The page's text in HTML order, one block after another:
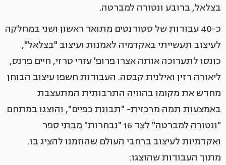
בצלאל, ברובע ונטורה למברטה.
כ-40 עבודות של סטודנטים מתואר ראשון ושני במחלקה
לעיצוב תעשייתי באקדמיה לאמנות ועיצוב "בצלאל",
כונסו לתערוכה אותה אצרו פרופ' עזרי טרזי, חיים פרנס,
ליאורה רזין ואילנית קבסה. העבודות חשפו עיצוב הבוחן
מחדש את מקומו בהוויה התרבותית המתעצבת
באמצעות תמה מרכזית- "תבונת כפיים", והוצגו במתחם
"ונטורה למברטה" לצד 16 "נבחרות" מבתי ספר
ואקדמיות לעיצוב ברחבי העולם שהוזמנו להציג בו.
מתוך העבודות שהוצגו: